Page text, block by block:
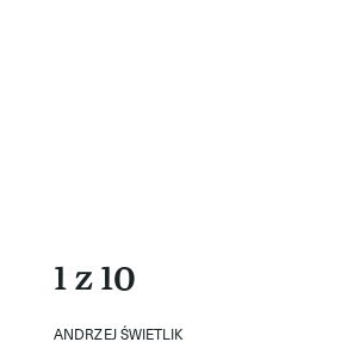
1 z 10
ANDRZEJ ŚWIETLIK